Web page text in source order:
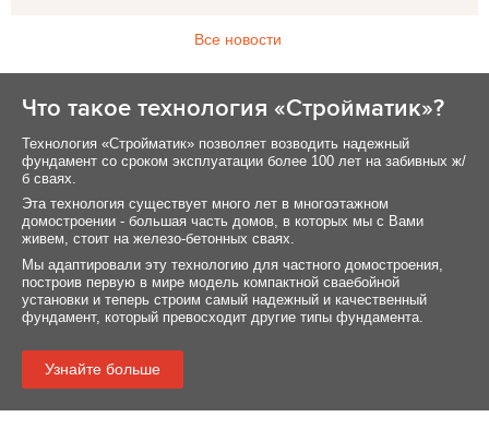
Все новости
Что такое технология «Стройматик»?
Технология «Стройматик» позволяет возводить надежный
фундамент со сроком эксплуатации более 100 лет на забивных ж/
б сваях.
Эта технология существует много лет в многоэтажном
домостроении - большая часть домов, в которых мы с Вами
живем, стоит на железо-бетонных сваях.
Мы адаптировали эту технологию для частного домостроения,
построив первую в мире модель компактной сваебойной
установки и теперь строим самый надежный и качественный
фундамент, который превосходит другие типы фундамента.
Узнайте больше